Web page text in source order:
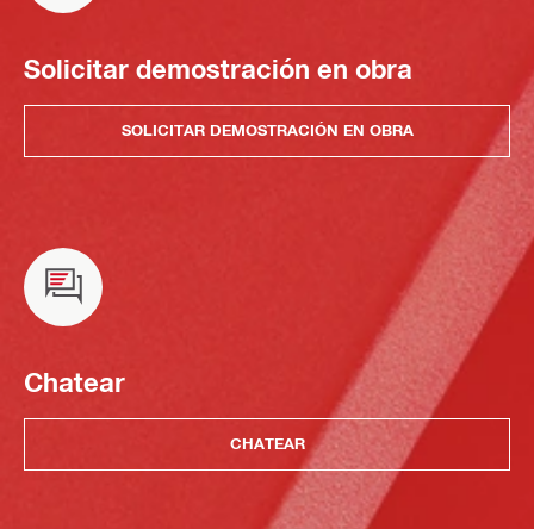
Solicitar demostración en obra
SOLICITAR DEMOSTRACIÓN EN OBRA
Chatear
CHATEAR